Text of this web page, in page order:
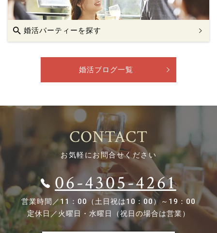
婚活パーティーを探す
婚活ブログ一覧
CONTACT
お気軽にお問合せください
06-4305-4261
営業時間／11：00（土日祝は10：00）～19：00
定休日／火曜日・水曜日（祝日の場合は営業）